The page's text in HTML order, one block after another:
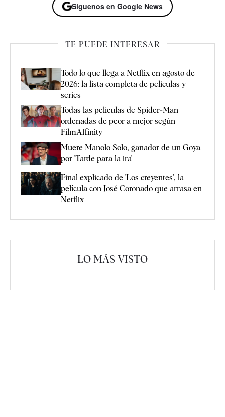
Síguenos en Google News
TE PUEDE INTERESAR
Todo lo que llega a Netflix en agosto de
2026: la lista completa de películas y
series
Todas las películas de Spider-Man
ordenadas de peor a mejor según
FilmAffinity
Muere Manolo Solo, ganador de un Goya
por 'Tarde para la ira'
Final explicado de 'Los creyentes', la
película con José Coronado que arrasa en
Netflix
LO MÁS VISTO